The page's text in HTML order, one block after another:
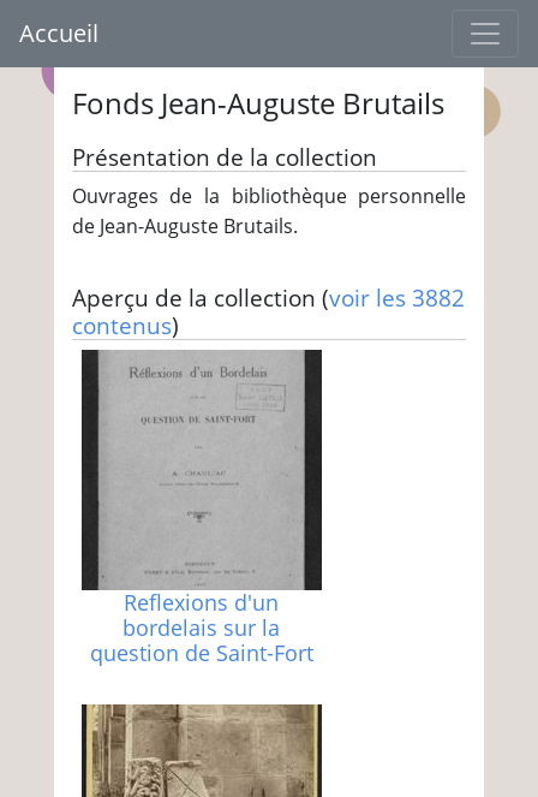
Accueil
Fonds Jean-Auguste Brutails
Présentation de la collection
Ouvrages de la bibliothèque personnelle
de Jean-Auguste Brutails.
Aperçu de la collection (voir les 3882
contenus)
Reflexions d'un
bordelais sur la
question de Saint-Fort